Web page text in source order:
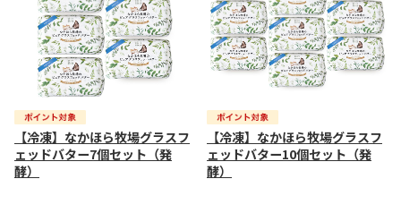
【冷凍】なかほら牧場グラスフ
ェッドバター7個セット（発
酵）
【冷凍】なかほら牧場グラスフ
ェッドバター10個セット（発
酵）